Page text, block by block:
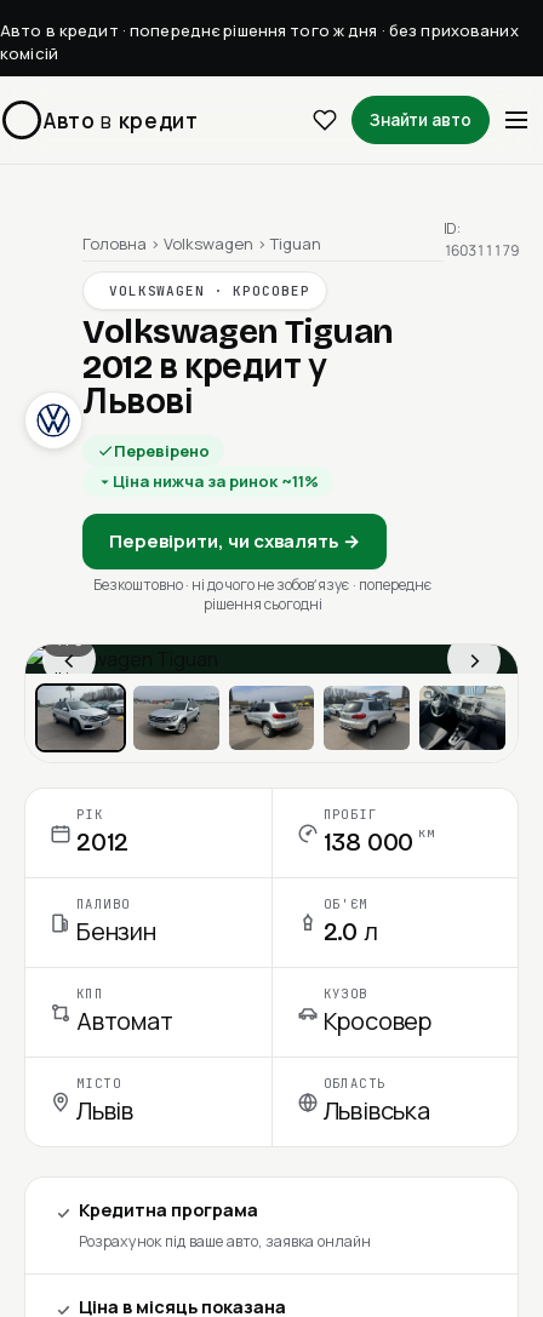
Авто в кредит · попереднє рішення того ж дня · без прихованих
комісій
Авто в кредит Знайти авто
Головна › Volkswagen › Tiguan
VOLKSWAGEN · КРОСОВЕР
Volkswagen Tiguan
2012 в кредит у
Львові
Перевірено
Ціна нижча за ринок ~11%
Перевірити, чи схвалять →
Безкоштовно · ні до чого не зобовʼязує · попереднє
рішення сьогодні
ID:
160311179
‹ ›
1 / 6
Ціна в місяць
РІК
2012
ПРОБІГ
138 000 км
ПАЛИВО
Бензин
ОБ'ЄМ
2.0 л
КПП
Автомат
КУЗОВ
Кросовер
МІСТО
Львів
ОБЛАСТЬ
Львівська
Кредитна програма
Розрахунок під ваше авто, заявка онлайн
Ціна в місяць показана